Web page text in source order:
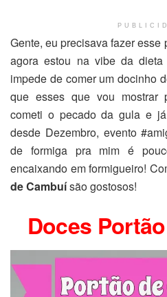
Gente, eu precisava fazer
agora estou na vibe da
impede de comer um docinho
que esses que vou mostrar
cometi o pecado da gula e
desde Dezembro, evento
de formiga pra mim é
encaixando em formigueiro!
de Cambuísão gostosos!
Doces